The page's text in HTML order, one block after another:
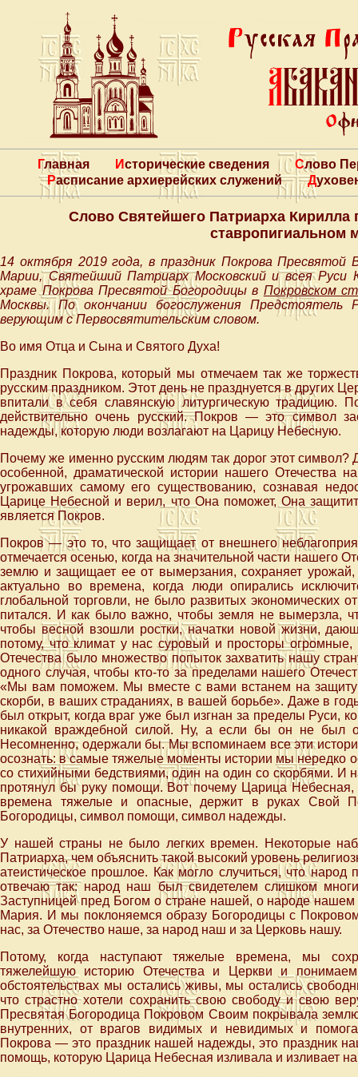
Главная Исторические сведения
Слово
Расписание архиерейских служений
Слово Святейшего Патриарха Кирилла
ставропигиальном
14 октября 2019 года, в праздник Покрова
Марии, Святейший Патриарх Московский и всея Руси
храме Покрова Пресвятой Богородицы в Покровском
Москвы. По окончании богослужения Предстоятель
верующим с Первосвятительским словом.
Во имя Отца и Сына и Святого Духа!
Праздник Покрова, который мы отмечаем так же
русским праздником. Этот день не празднуется в других
впитали в себя славянскую литургическую традицию.
действительно очень русский. Покров — это символ
надежды, которую люди возлагают на Царицу Небесную.
Почему же именно русским людям так дорог этот
особенной, драматической истории нашего Отечества
угрожавших самому его существованию, сознавая
Царице Небесной и верил, что Она поможет, Она
является Покров.
Покров — это то, что защищает от внешнего
отмечается осенью, когда на значительной части нашего
землю и защищает ее от вымерзания, сохраняет
актуально во времена, когда люди опирались
глобальной торговли, не было развитых экономических
питался. И как было важно, чтобы земля не вымерзла,
чтобы весной взошли ростки, начатки новой жизни,
потому, что климат у нас суровый и просторы
Отечества было множество попыток захватить нашу
одного случая, чтобы кто-то за пределами нашего
«Мы вам поможем. Мы вместе с вами встанем на
скорби, в ваших страданиях, в вашей борьбе». Даже в
был открыт, когда враг уже был изгнан за пределы Руси,
никакой враждебной силой. Ну, а если бы он не был
Несомненно, одержали бы. Мы вспоминаем все эти
осознать: в самые тяжелые моменты истории мы нередко
со стихийными бедствиями, один на один со скорбями. И
протянул бы руку помощи. Вот почему Царица
времена тяжелые и опасные, держит в руках Свой
Богородицы, символ помощи, символ надежды.
У нашей страны не было легких времен. Некоторые
Патриарха, чем объяснить такой высокий уровень
атеистическое прошлое. Как могло случиться, что
отвечаю так: народ наш был свидетелем слишком
Заступницей пред Богом о стране нашей, о народе
Мария. И мы поклоняемся образу Богородицы с Покровом
нас, за Отечество наше, за народ наш и за Церковь нашу.
Потому, когда наступают тяжелые времена, мы
тяжелейшую историю Отечества и Церкви и
обстоятельствах мы остались живы, мы остались
что страстно хотели сохранить свою свободу и свою
Пресвятая Богородица Покровом Своим покрывала
внутренних, от врагов видимых и невидимых и
Покрова — это праздник нашей надежды, это праздник
помощь, которую Царица Небесная изливала и изливает